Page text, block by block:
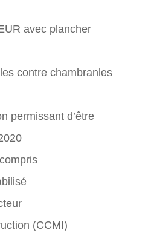
avec plancher
contre chambranles
permissant d’être
(CCMI)